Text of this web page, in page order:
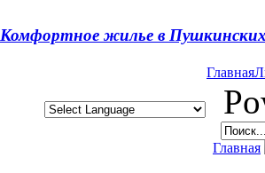
Комфортное жилье в Пушкинских
Главная
Главная